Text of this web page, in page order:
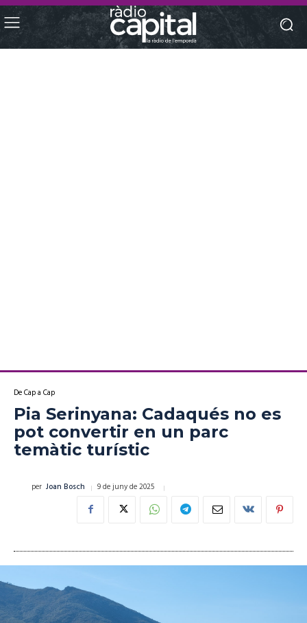
De Cap a Cap
Pia Serinyana: Cadaqués no es
pot convertir en un parc
temàtic turístic
per Joan Bosch 9 de juny de 2025